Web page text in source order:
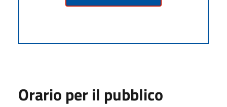
Orario per il pubblico